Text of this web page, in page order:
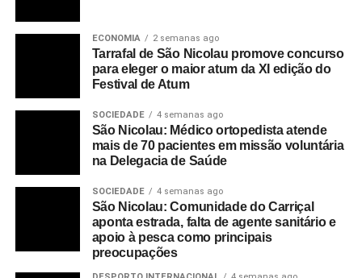
ECONOMIA 2 semanas ago
Tarrafal de São Nicolau promove concurso
para eleger o maior atum da XI edição do
Festival de Atum
SOCIEDADE 4 semanas ago
São Nicolau: Médico ortopedista atende
mais de 70 pacientes em missão voluntária
na Delegacia de Saúde
SOCIEDADE 4 semanas ago
São Nicolau: Comunidade do Carriçal
aponta estrada, falta de agente sanitário e
apoio à pesca como principais
preocupações